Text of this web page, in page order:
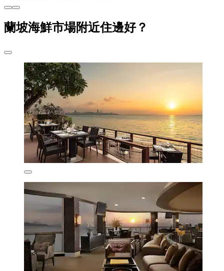
蘭坡海鮮市場附近住邊好？